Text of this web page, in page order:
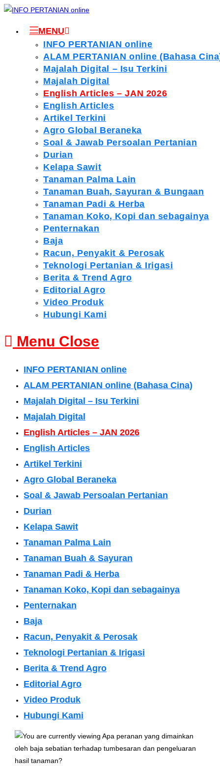
MENU
INFO PERTANIAN online
ALAM PERTANIAN online (Bahasa
Majalah Digital – Isu Terkini
Majalah Digital
English Articles – JAN 2026
English Articles
Artikel Terkini
Agro Global Beraneka
Soal & Jawab Persoalan Pertanian
Durian
Kelapa Sawit
Tanaman Palma Lain
Tanaman Buah, Sayuran & Bungaan
Tanaman Padi & Herba
Tanaman Koko, Kopi dan sebagainya
Penternakan
Baja
Racun, Penyakit & Perosak
Teknologi Pertanian & Irigasi
Berita & Trend Agro
Editorial Agro
Video Produk
Hubungi Kami
Menu Close
INFO PERTANIAN online
ALAM PERTANIAN online (Bahasa Cina)
Majalah Digital – Isu Terkini
Majalah Digital
English Articles – JAN 2026
English Articles
Artikel Terkini
Agro Global Beraneka
Soal & Jawab Persoalan Pertanian
Durian
Kelapa Sawit
Tanaman Palma Lain
Tanaman Buah & Sayuran
Tanaman Padi & Herba
Tanaman Koko, Kopi dan sebagainya
Penternakan
Baja
Racun, Penyakit & Perosak
Teknologi Pertanian & Irigasi
Berita & Trend Agro
Editorial Agro
Video Produk
Hubungi Kami